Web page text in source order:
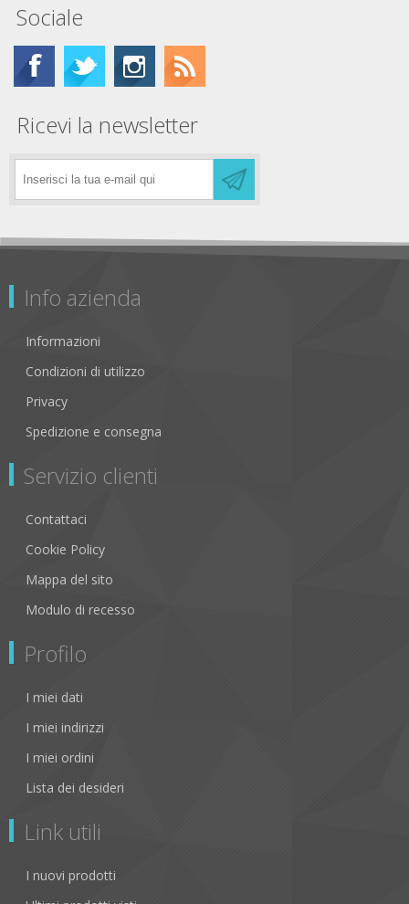
Sociale
Ricevi la newsletter
Info azienda
Informazioni
Condizioni di utilizzo
Privacy
Spedizione e consegna
Servizio clienti
Contattaci
Cookie Policy
Mappa del sito
Modulo di recesso
Profilo
I miei dati
I miei indirizzi
I miei ordini
Lista dei desideri
Link utili
I nuovi prodotti